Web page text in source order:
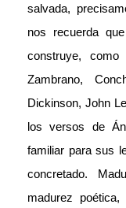
salvada,
nos recuerda
construye,
Zambrano,
Dickinson, John
los versos de
familiar para sus
concretado.
madurez